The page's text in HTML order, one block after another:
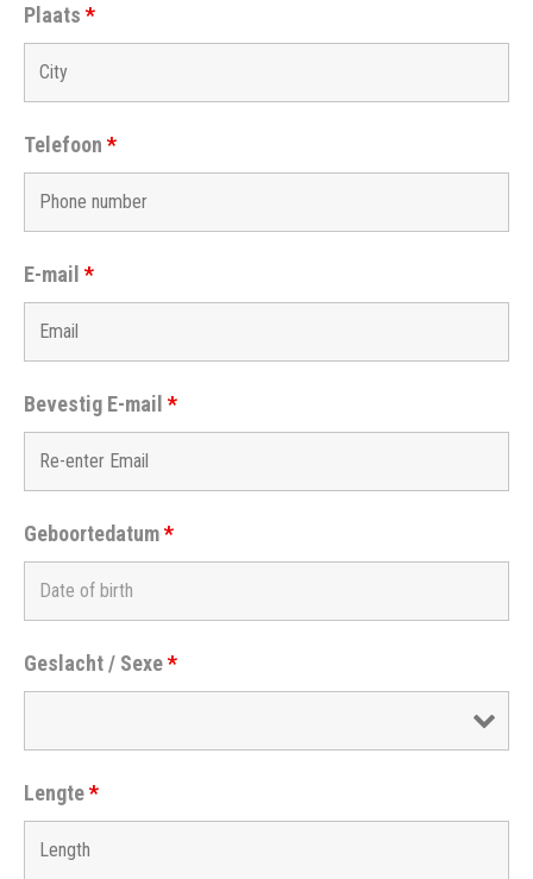
Plaats *
Telefoon *
E-mail *
Bevestig E-mail *
Geboortedatum*
Geslacht / Sexe*
Lengte*